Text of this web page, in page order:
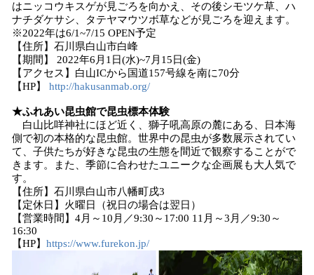
はニッコウキスゲが見ごろを向かえ、その後シモツケ草、ハ
ナチダケサシ、タテヤマウツボ草などが見ごろを迎えます。
※2022年は6/1~7/15 OPEN予定
【住所】石川県白山市白峰
【期間】 2022年6月1日(水)~7月15日(金)
【アクセス】白山ICから国道157号線を南に70分
【HP】 http://hakusanmab.org/
★ふれあい昆虫館で昆虫標本体験
白山比咩神社にほど近く、獅子吼高原の麓にある、日本海
側で初の本格的な昆虫館。世界中の昆虫が多数展示されてい
て、子供たちが好きな昆虫の生態を間近で観察することがで
きます。また、季節に合わせたユニークな企画展も大人気で
す。
【住所】石川県白山市八幡町戌3
【定休日】火曜日（祝日の場合は翌日）
【営業時間】4月～10月／9:30～17:00 11月～3月／9:30～
16:30
【HP】 https://www.furekon.jp/